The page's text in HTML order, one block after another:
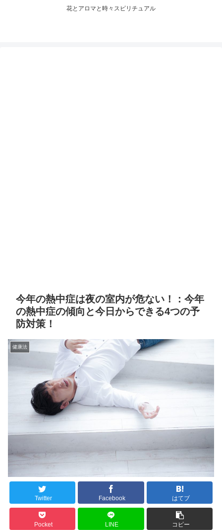
花とアロマと時々スピリチュアル
今年の熱中症は夜の室内が危ない！：今年
の熱中症の傾向と今日からできる4つの予
防対策！
健康法
Twitter Facebook はてブ
Pocket LINE コピー